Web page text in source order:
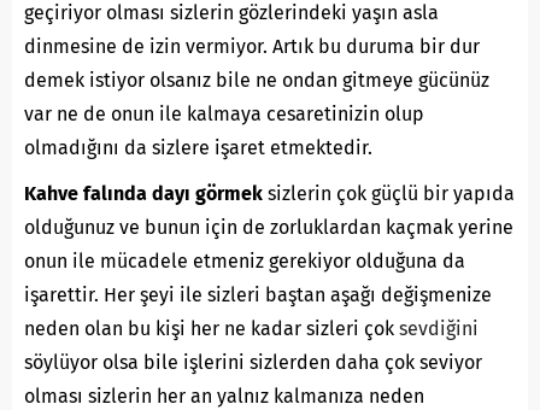
geçiriyor olması sizlerin gözlerindeki yaşın asla
dinmesine de izin vermiyor. Artık bu duruma bir dur
demek istiyor olsanız bile ne ondan gitmeye gücünüz
var ne de onun ile kalmaya cesaretinizin olup
olmadığını da sizlere işaret etmektedir.
Kahve falında dayı görmek sizlerin çok güçlü bir yapıda
olduğunuz ve bunun için de zorluklardan kaçmak yerine
onun ile mücadele etmeniz gerekiyor olduğuna da
işarettir. Her şeyi ile sizleri baştan aşağı değişmenize
neden olan bu kişi her ne kadar sizleri çok sevdiğini
söylüyor olsa bile işlerini sizlerden daha çok seviyor
olması sizlerin her an yalnız kalmanıza neden